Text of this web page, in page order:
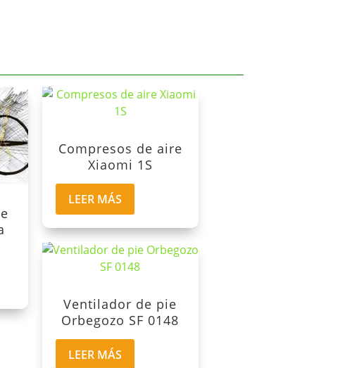
Compresos de aire
Xiaomi 1S
LEER MÁS
Ventilador de pie
Orbegozo SF 0148
LEER MÁS